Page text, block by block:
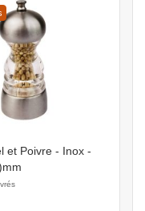
et Poivre - Inox -